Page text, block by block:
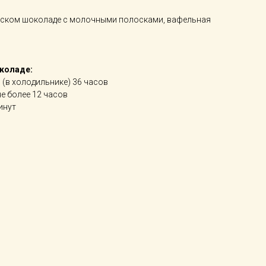
шоколаде с молочными полосками, вафельная
(в холодильнике) 36 часов
более 12 часов